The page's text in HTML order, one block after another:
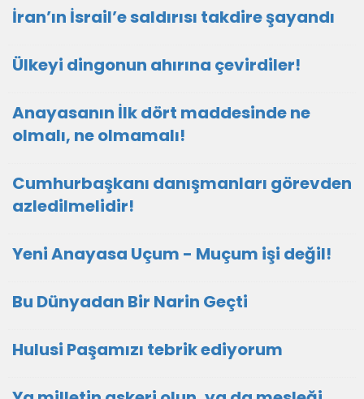
İran’ın İsrail’e saldırısı takdire şayandı
Ülkeyi dingonun ahırına çevirdiler!
Anayasanın İlk dört maddesinde ne
olmalı, ne olmamalı!
Cumhurbaşkanı danışmanları görevden
azledilmelidir!
Yeni Anayasa Uçum - Muçum işi değil!
Bu Dünyadan Bir Narin Geçti
Hulusi Paşamızı tebrik ediyorum